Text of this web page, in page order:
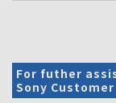
For futher
Sony